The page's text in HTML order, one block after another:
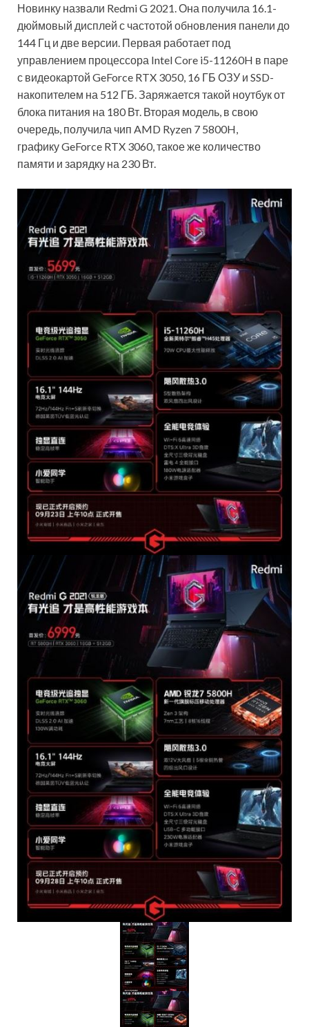
Новинку назвали Redmi G 2021. Она получила 16.1-
дюймовый дисплей с частотой обновления панели до
144 Гц и две версии. Первая работает под
управлением процессора Intel Core i5-11260H в паре
с видеокартой GeForce RTX 3050, 16 ГБ ОЗУ и SSD-
накопителем на 512 ГБ. Заряжается такой ноутбук от
блока питания на 180 Вт. Вторая модель, в свою
очередь, получила чип AMD Ryzen 7 5800H,
графику GeForce RTX 3060, такое же количество
памяти и зарядку на 230 Вт.